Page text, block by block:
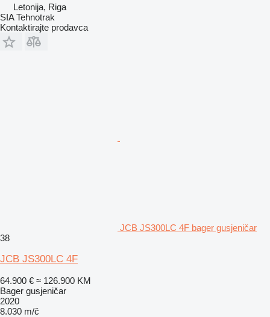
Letonija, Riga
SIA Tehnotrak
Kontaktirajte prodavca
JCB JS300LC 4F bager gusjeničar
38
JCB JS300LC 4F
64.900 € ≈ 126.900 KM
Bager gusjeničar
2020
8.030 m/č